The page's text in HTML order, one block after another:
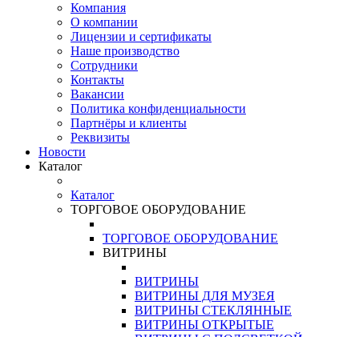
Компания
О компании
Лицензии и сертификаты
Наше производство
Сотрудники
Контакты
Вакансии
Политика конфиденциальности
Партнёры и клиенты
Реквизиты
Новости
Каталог
Каталог
ТОРГОВОЕ ОБОРУДОВАНИЕ
ТОРГОВОЕ ОБОРУДОВАНИЕ
ВИТРИНЫ
ВИТРИНЫ
ВИТРИНЫ ДЛЯ МУЗЕЯ
ВИТРИНЫ СТЕКЛЯННЫЕ
ВИТРИНЫ ОТКРЫТЫЕ